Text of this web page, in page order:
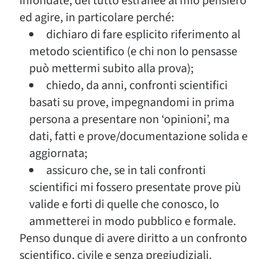
ed agire, in particolare perché:
dichiaro di fare esplicito riferimento al
metodo scientifico (e chi non lo pensasse
può mettermi subito alla prova);
chiedo, da anni, confronti scientifici
basati su prove, impegnandomi in prima
persona a presentare non ‘opinioni’, ma
dati, fatti e prove/documentazione solida e
aggiornata;
assicuro che, se in tali confronti
scientifici mi fossero presentate prove più
valide e forti di quelle che conosco, lo
ammetterei in modo pubblico e formale.
Penso dunque di avere diritto a un confronto
scientifico, civile e senza pregiudiziali.